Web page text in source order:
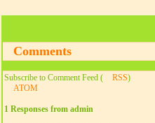
Comments
Subscribe to Comment Feed ( RSS)
ATOM
1 Responses from admin